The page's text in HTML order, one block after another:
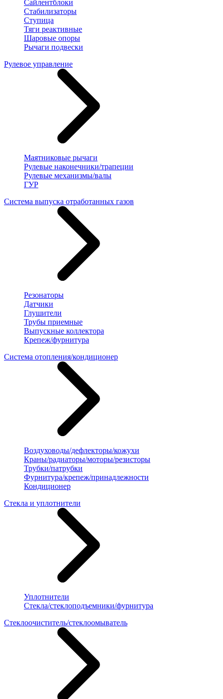
Сайлентблоки
Стабилизаторы
Ступица
Тяги реактивные
Шаровые опоры
Рычаги подвески
Рулевое управление
Маятниковые рычаги
Рулевые наконечники/трапеции
Рулевые механизмы/валы
ГУР
Система выпуска отработанных газов
Резонаторы
Датчики
Глушители
Трубы приемные
Выпускные коллектора
Крепеж/фурнитура
Система отопления/кондиционер
Воздуховоды/дефлекторы/кожухи
Краны/радиаторы/моторы/резисторы
Трубки/патрубки
Фурнитура/крепеж/принадлежности
Кондиционер
Стекла и уплотнители
Уплотнители
Стекла/стеклоподъемники/фурнитура
Стеклоочиститель/стеклоомыватель